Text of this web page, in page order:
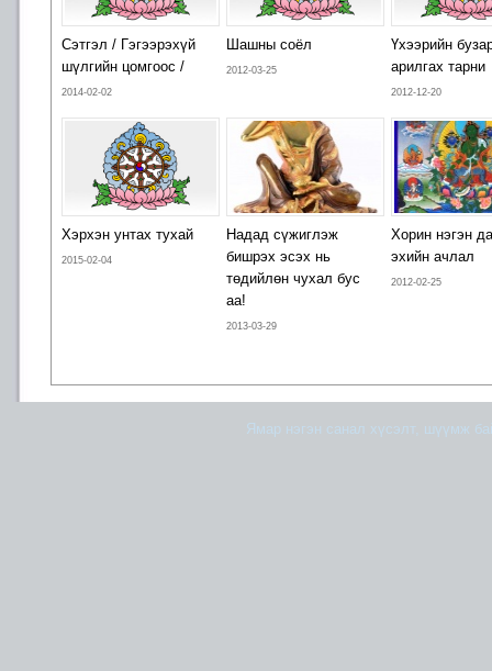
Сэтгэл / Гэгээрэхүй
шүлгийн цомгоос /
2014-02-02
Шашны соёл
2012-03-25
Үхээрийн
арилгах тарни
2012-12-20
Хэрхэн унтах тухай
2015-02-04
Надад сүжиглэж
бишрэх эсэх нь
төдийлөн чухал бус
аа!
2013-03-29
Хорин нэгэн
эхийн ачлал
2012-02-25
Ямар нэгэн санал хүсэлт, шүүмж